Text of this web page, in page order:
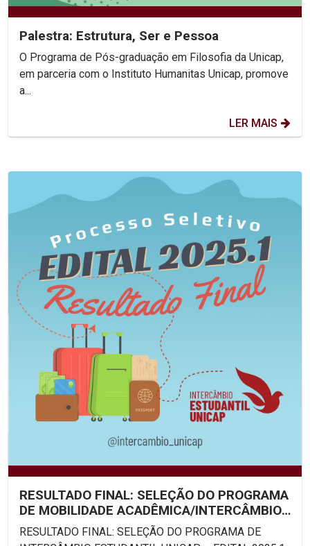
Palestra: Estrutura, Ser e Pessoa
O Programa de Pós-graduação em Filosofia da Unicap,
em parceria com o Instituto Humanitas Unicap, promove
a...
LER MAIS
RESULTADO FINAL: SELEÇÃO DO PROGRAMA
DE MOBILIDADE ACADÊMICA/INTERCÂMBIO
ESTUDANTIL UNICAP –...
RESULTADO FINAL: SELEÇÃO DO PROGRAMA DE